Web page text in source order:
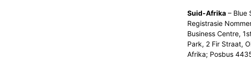
Suid-Afrika– Blue
Registrasie
Business Centre,
Park, 2 Fir Straat,
Afrika; Posbus